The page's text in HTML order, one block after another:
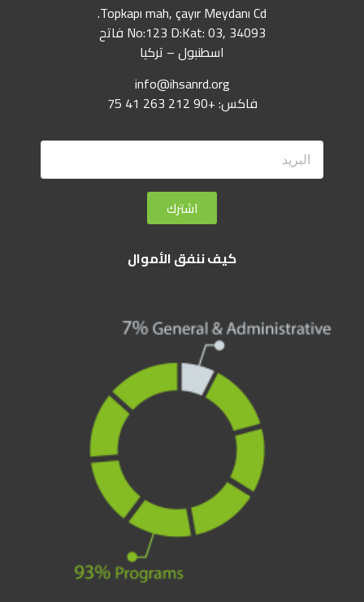
Topkapı mah, çayır Meydanı Cd.
No:123 D:Kat: 03, 34093 فاتح
اسطنبول – تركيا
info@ihsanrd.org
فاكس: +90 212 263 41 75
اشترك
كيف ننفق الأموال